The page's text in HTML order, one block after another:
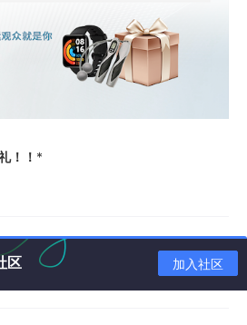
！！ *
区 加入社区